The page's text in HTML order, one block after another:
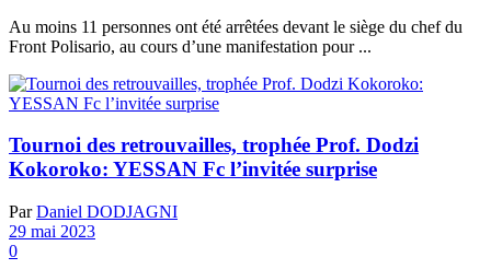
Au moins 11 personnes ont été arrêtées devant le siège du chef du
Front Polisario, au cours d’une manifestation pour ...
Tournoi des retrouvailles, trophée Prof. Dodzi
Kokoroko: YESSAN Fc l’invitée surprise
Par Daniel DODJAGNI
29 mai 2023
0